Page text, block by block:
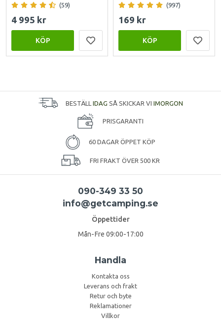
(59)
4 995 kr
KÖP
(997)
169 kr
KÖP
BESTÄLL IDAG SÅ SKICKAR VI IMORGON
PRISGARANTI
60 DAGAR ÖPPET KÖP
FRI FRAKT ÖVER 500 KR
090-349 33 50
info@getcamping.se
Öppettider
Mån-Fre 09:00-17:00
Handla
Kontakta oss
Leverans och frakt
Retur och byte
Reklamationer
Villkor